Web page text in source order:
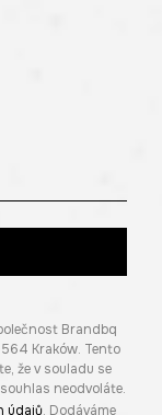
Brandbq
564 Kraków. Tento
že v souladu se
neodvoláte.
údajů. Dodáváme